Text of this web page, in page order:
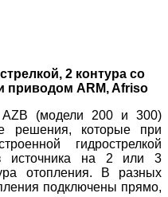
2 контура со
приводом ARM, Afriso
(модели 200 и 300)
решения, которые при
гидрострелкой
источника на 2 или 3
отопления. В разных
подключены прямо,